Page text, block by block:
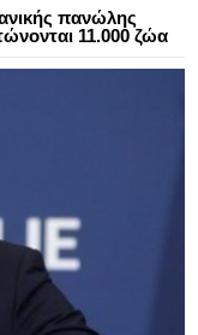
πανώλης
11.000 ζώα